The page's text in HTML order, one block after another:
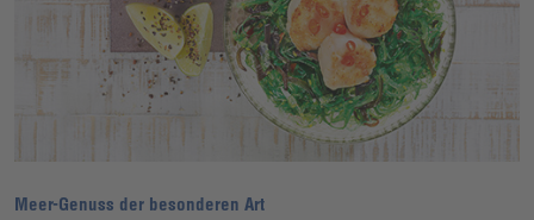
Meer-Genuss der besonderen Art